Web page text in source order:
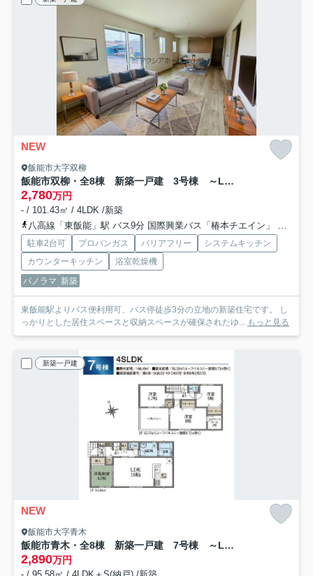
NEW
飯能市大字双柳
飯能市双柳・全8棟 新築一戸建 3号棟 ～LDK21.3帖～
2,780万円
- / 101.43㎡ / 4LDK /新築
八高線「東飯能」駅 バス9分 国際興業バス「椿本チエイン」 停歩3分
駐車2台可 プロパンガス バリアフリー
システムキッチン
カウンターキッチン
浴室乾燥機
パノラマ 新築
東飯能駅よりバス便利用可、バス停徒歩3分の立地の新築住宅です。 し
っかりとした居住スペースと収納スペースが確保されたゆ... もっと見る
新築一戸建
NEW
飯能市大字青木
飯能市青木・全8棟 新築一戸建 7号棟 ～LDK16帖～
2,890万円